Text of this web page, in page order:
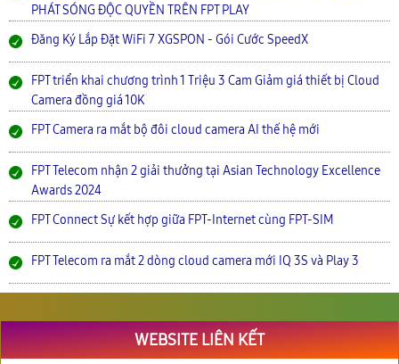
PHÁT SÓNG ĐỘC QUYỀN TRÊN FPT PLAY
Đăng Ký Lắp Đặt WiFi 7 XGSPON - Gói Cước SpeedX
FPT triển khai chương trình 1 Triệu 3 Cam Giảm giá thiết bị Cloud
Camera đồng giá 10K
FPT Camera ra mắt bộ đôi cloud camera AI thế hệ mới
FPT Telecom nhận 2 giải thưởng tại Asian Technology Excellence
Awards 2024
FPT Connect Sự kết hợp giữa FPT-Internet cùng FPT-SIM
FPT Telecom ra mắt 2 dòng cloud camera mới IQ 3S và Play 3
WEBSITE LIÊN KẾT